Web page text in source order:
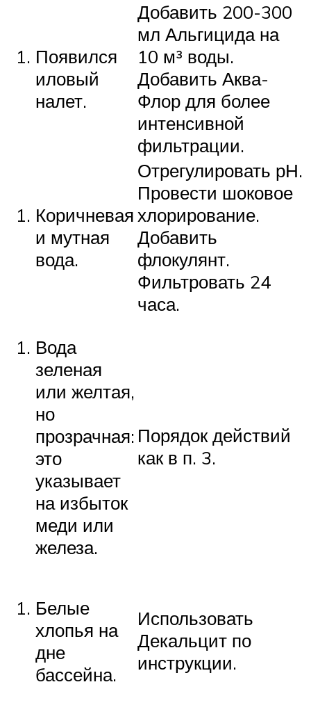
Появился
иловый
налет.
Добавить 200-300
мл Альгицида на
10 м³ воды.
Добавить Аква-
Флор для более
интенсивной
фильтрации.
Коричневая
и мутная
вода.
Отрегулировать рН.
Провести шоковое
хлорирование.
Добавить
флокулянт.
Фильтровать 24
часа.
Вода
зеленая
или желтая,
но
прозрачная:
это
указывает
на избыток
меди или
железа.
Порядок действий
как в п. 3.
Белые
хлопья на
дне
бассейна.
Использовать
Декальцит по
инструкции.